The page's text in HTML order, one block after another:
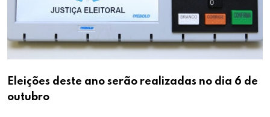
Eleições deste ano serão realizadas no dia 6 de
outubro